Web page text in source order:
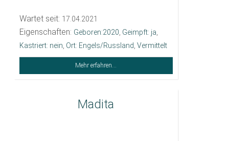
Wartet seit: 17.04.2021
Eigenschaften: Geboren:2020 Geimpft: ja
Kastriert: nein Ort: Engels/Russland Vermittelt
Mehr erfahren...
Madita